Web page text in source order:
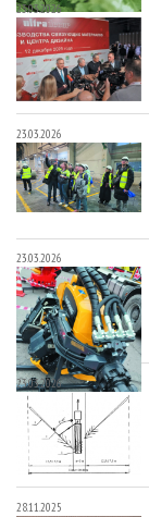
23.03.2026
23.03.2026
23.03.2026
23.03.2026
28.11.2025